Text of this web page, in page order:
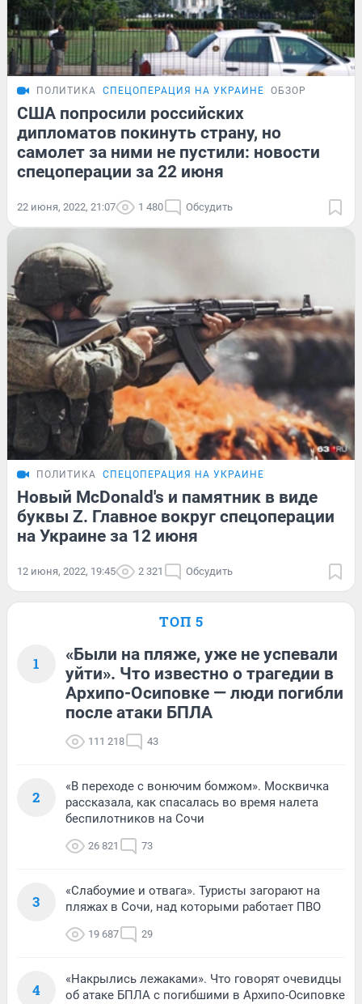
ПОЛИТИКА СПЕЦОПЕРАЦИЯ НА УКРАИНЕ ОБЗОР
США попросили российских
дипломатов покинуть страну, но
самолет за ними не пустили: новости
спецоперации за 22 июня
22 июня, 2022, 21:07 1 480 Обсудить
ПОЛИТИКА СПЕЦОПЕРАЦИЯ НА УКРАИНЕ
Новый McDonald's и памятник в виде
буквы Z. Главное вокруг спецоперации
на Украине за 12 июня
12 июня, 2022, 19:45 2 321 Обсудить
ТОП 5
1
«Были на пляже, уже не успевали
уйти». Что известно о трагедии в
Архипо-Осиповке — люди погибли
после атаки БПЛА
111 218 43
2
«В переходе с вонючим бомжом». Москвичка
рассказала, как спасалась во время налета
беспилотников на Сочи
26 821 73
3
«Слабоумие и отвага». Туристы загорают на
пляжах в Сочи, над которыми работает ПВО
19 687 29
4
«Накрылись лежаками». Что говорят очевидцы
об атаке БПЛА с погибшими в Архипо-Осиповке